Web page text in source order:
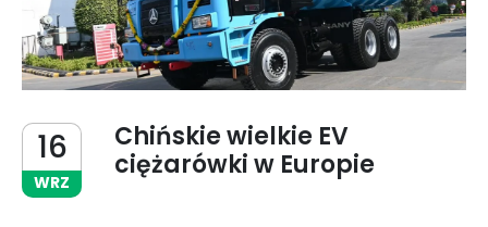
16
WRZ
Chińskie wielkie EV
ciężarówki w Europie